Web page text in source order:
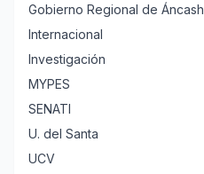
Gobierno Regional de Áncash
Internacional
Investigación
MYPES
SENATI
U. del Santa
UCV